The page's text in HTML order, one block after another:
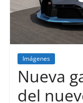
Imágenes
Nueva
del